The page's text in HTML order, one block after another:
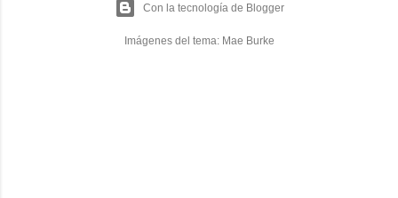
Con la tecnología de Blogger
Imágenes del tema: Mae Burke